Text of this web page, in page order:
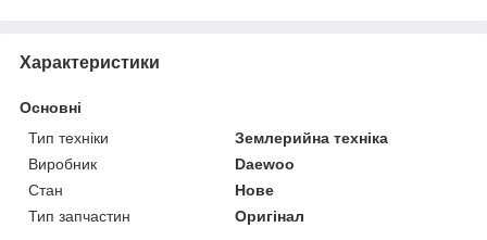
Характеристики
Основні
Тип техніки
Землерийна техніка
Виробник
Daewoo
Стан
Нове
Тип запчастин
Оригінал